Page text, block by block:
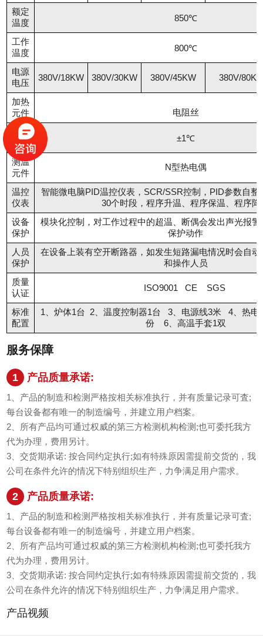
额定
温度
850℃
工作
温度
800℃
电源
电压
380V/18KW 380V/30KW 380V/45KW 380V/
加热
元件
电阻丝
控温
精度
±1℃
测温
元件
N型热电偶
温控
仪表
智能微电脑PID温控仪表，SCR/SSR控制，PID参数自整
30个时段，程序升温、程序保温、程序降
设备
保护
模块化控制，对工作过程中的超温、断偶会发出声光报
保护动作
人员
保护
在设备上装有空开断路器，如发生短路漏电情况时会自
和操作人员
质量
认证
ISO9001 CE SGS
标准
配置
1、炉体1台 2、温度控制器1台 3、电源线3米 4、热电
份 6、高温手套1双
服务保障
1 产品质量承诺:
1、产品的制造和检测严格按相关标准执行，并有质量记录可査;
每台设备都有唯一的制造编号，并建立用户档案。
2、所有产品均可通过权威的第三方检测机构检测;也可委托我方
代为办理，费用另计。
3、交货期承诺: 按合同约定执行;如有特殊原因需提前交货的，我
公司在条件允许的情况下特别组织生产，力争满足用户需求。
2 产品质量承诺:
1、产品的制造和检测严格按相关标准执行，并有质量记录可査;
每台设备都有唯一的制造编号，并建立用户档案。
2、所有产品均可通过权威的第三方检测机构检测;也可委托我方
代为办理，费用另计。
3、交货期承诺: 按合同约定执行;如有特殊原因需提前交货的，我
公司在条件允许的情况下特别组织生产，力争满足用户需求。
产品视频